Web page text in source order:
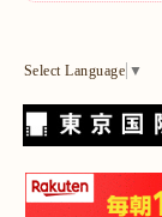
Select Language ▼